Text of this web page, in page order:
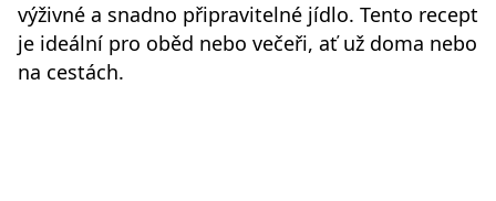
výživné a snadno připravitelné jídlo. Tento recept
je ideální pro oběd nebo večeři, ať už doma nebo
na cestách.